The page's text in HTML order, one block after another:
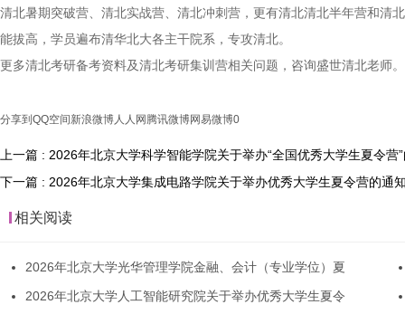
清北暑期突破营、清北实战营、清北冲刺营，更有清北清北半年营和清
能拔高，学员遍布清华北大各主干院系，专攻清北。
更多清北考研备考资料及清北考研集训营相关问题，咨询盛世清北老师。
分享到 QQ空间 新浪微博人人网 腾讯微博网易微博0
上一篇 : 2026年北京大学科学智能学院关于举办“全国优秀大学生夏令营
下一篇 : 2026年北京大学集成电路学院关于举办优秀大学生夏令营的通
相关阅读
2026年北京大学光华管理学院金融、会计（专业学位）夏
2026年北京大学人工智能研究院关于举办优秀大学生夏令